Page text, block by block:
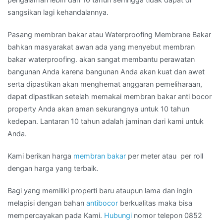
sangsikan lagi kehandalannya.
Pasang membran bakar atau Waterproofing Membrane Bakar
bahkan masyarakat awan ada yang menyebut membran
bakar waterproofing. akan sangat membantu perawatan
bangunan Anda karena bangunan Anda akan kuat dan awet
serta dipastikan akan menghemat anggaran pemeliharaan,
dapat dipastikan setelah memakai membran bakar anti bocor
property Anda akan aman sekurangnya untuk 10 tahun
kedepan. Lantaran 10 tahun adalah jaminan dari kami untuk
Anda.
Kami berikan harga membran bakar per meter atau per roll
dengan harga yang terbaik.
Bagi yang memiliki properti baru ataupun lama dan ingin
melapisi dengan bahan antibocor berkualitas maka bisa
mempercayakan pada Kami. Hubungi nomor telepon 0852